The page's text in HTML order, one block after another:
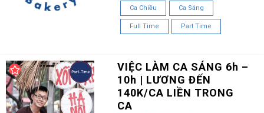
Ca Chiều Ca Sáng
Full Time Part Time
VIỆC LÀM CA SÁNG 6h –
10h | LƯƠNG ĐẾN
140K/CA LIỀN TRONG
CA